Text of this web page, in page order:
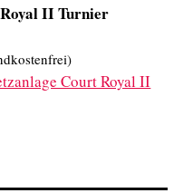
II Turnier
Court Royal II